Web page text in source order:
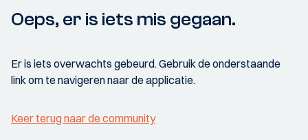
Oeps, er is iets mis gegaan.
Er is iets overwachts gebeurd. Gebruik de onderstaande
link om te navigeren naar de applicatie.
Keer terug naar de community